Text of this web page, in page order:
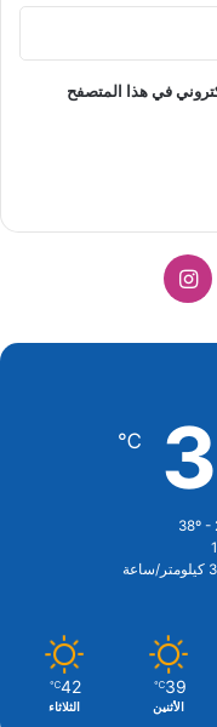
في هذا المتصفح
انستقرام
℃
39
℃
الأثنين
42
℃
الثلاثاء